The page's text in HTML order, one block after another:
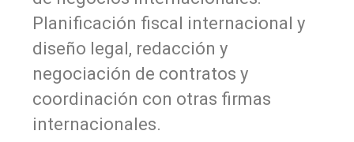
Planificación fiscal internacional y
diseño legal, redacción y
negociación de contratos y
coordinación con otras firmas
internacionales.